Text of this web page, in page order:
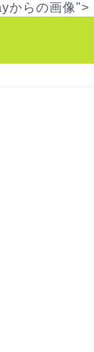
からの画像">